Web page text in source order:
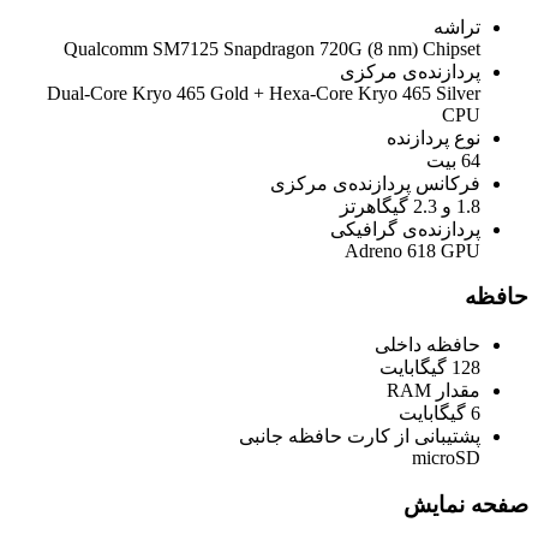
تراشه
Qualcomm SM7125 Snapdragon 720G (8 nm) Chipset
پردازنده‌ی مرکزی
Dual-Core Kryo 465 Gold + Hexa-Core Kryo 465 Silver
CPU
نوع پردازنده
64 بیت
فرکانس پردازنده‌ی مرکزی
1.8 و 2.3 گیگاهرتز
پردازنده‌ی گرافیکی
Adreno 618 GPU
حافظه
حافظه داخلی
128 گیگابایت
مقدار RAM
6 گیگابایت
پشتیبانی از کارت حافظه جانبی
microSD
صفحه نمایش